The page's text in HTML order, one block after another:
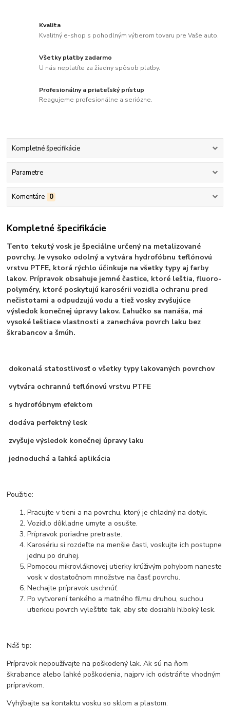
Kvalita
Kvalitný e-shop s pohodlným výberom tovaru pre Vaše auto.
Všetky platby zadarmo
U nás neplatíte za žiadny spôsob platby.
Profesionálny a priateľský prístup
Reagujeme profesionálne a seriózne.
Kompletné špecifikácie
Parametre
Komentáre 0
Kompletné špecifikácie
Tento tekutý vosk je špeciálne určený na metalizované
povrchy. Je vysoko odolný a vytvára hydrofóbnu teflónovú
vrstvu PTFE, ktorá rýchlo účinkuje na všetky typy aj farby
lakov. Prípravok obsahuje jemné častice, ktoré leštia, fluoro-
polyméry, ktoré poskytujú karosérii vozidla ochranu pred
nečistotami a odpudzujú vodu a tiež vosky zvyšujúce
výsledok konečnej úpravy lakov. Ľahučko sa nanáša, má
vysoké leštiace vlastnosti a zanecháva povrch laku bez
škrabancov a šmúh.
dokonalá statostlivosť o všetky typy lakovaných povrchov
vytvára ochrannú teflónovú vrstvu PTFE
s hydrofóbnym efektom
dodáva perfektný lesk
zvyšuje výsledok konečnej úpravy laku
jednoduchá a ľahká aplikácia
Použitie:
Pracujte v tieni a na povrchu, ktorý je chladný na dotyk.
Vozidlo dôkladne umyte a osušte.
Prípravok poriadne pretraste.
Karosériu si rozdeľte na menšie časti, voskujte ich postupne
jednu po druhej.
Pomocou mikrovláknovej utierky krúživým pohybom naneste
vosk v dostatočnom množstve na časť povrchu.
Nechajte prípravok uschnúť.
Po vytvorení tenkého a matného filmu druhou, suchou
utierkou povrch vyleštite tak, aby ste dosiahli hlboký lesk.
Náš tip:
Prípravok nepoužívajte na poškodený lak. Ak sú na ňom
škrabance alebo ľahké poškodenia, najprv ich odstráňte vhodným
prípravkom.
Vyhýbajte sa kontaktu vosku so sklom a plastom.